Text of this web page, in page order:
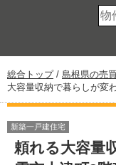
現
在
の
置：
総合トップ/ 島根県の売
大容量収納で暮らしが変
新築一戸建住宅
頼れる大容量